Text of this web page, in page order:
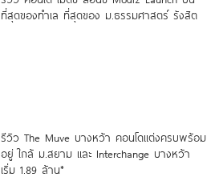
ที่สุดของทำเล ที่สุดของ ม.ธรรมศาสตร์ รังสิต
รีวิว The Muve บางหว้า คอนโดแต่งครบพร้อม
อยู่ ใกล้ ม.สยาม และ Interchange บางหว้า
เริ่ม 1.89 ล้าน*